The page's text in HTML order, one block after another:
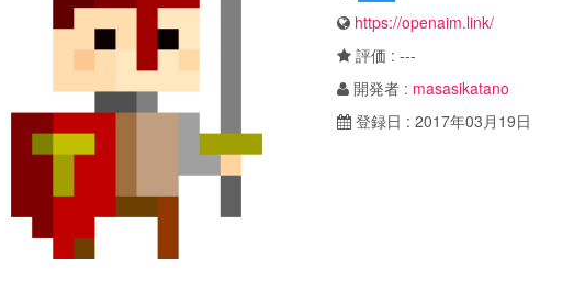
https://openaim.link/
評価 : ---
開発者 : masasikatano
登録日 : 2017年03月19日